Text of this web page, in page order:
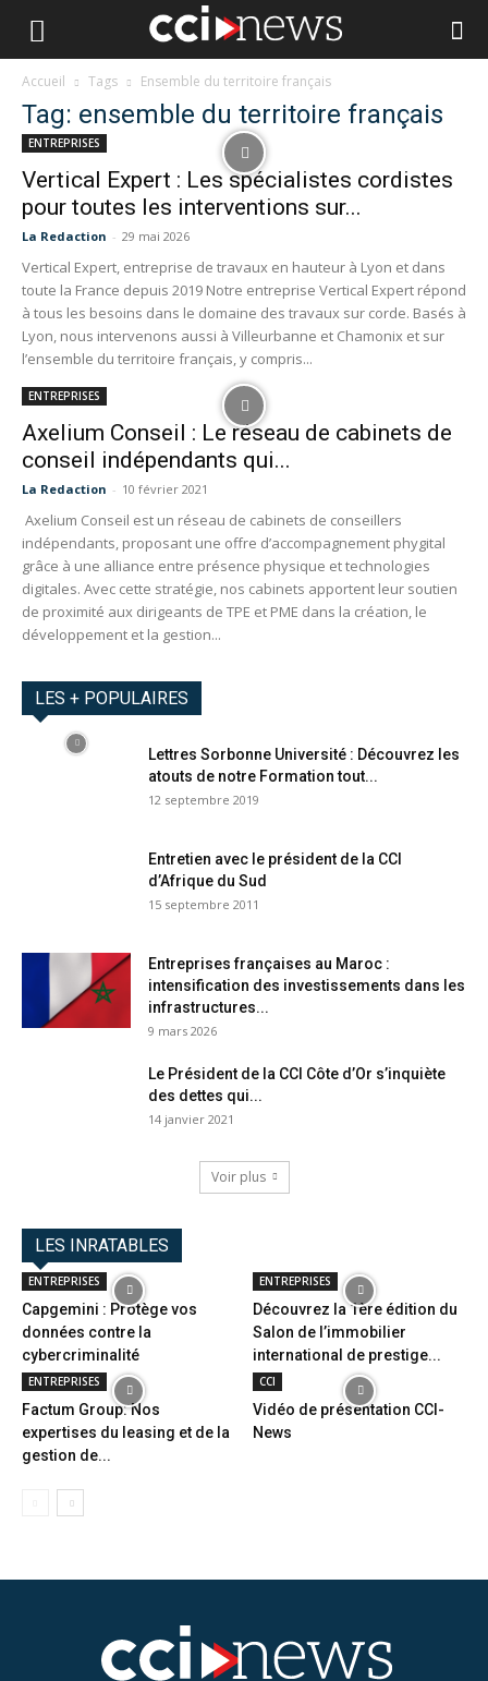
Accueil Tags Ensemble du territoire français
Tag: ensemble du territoire français
ENTREPRISES
Vertical Expert : Les spécialistes cordistes
pour toutes les interventions sur...
La Redaction - 29 mai 2026
Vertical Expert, entreprise de travaux en hauteur à Lyon et dans
toute la France depuis 2019 Notre entreprise Vertical Expert répond
à tous les besoins dans le domaine des travaux sur corde. Basés à
Lyon, nous intervenons aussi à Villeurbanne et Chamonix et sur
l’ensemble du territoire français, y compris...
ENTREPRISES
Axelium Conseil : Le réseau de cabinets de
conseil indépendants qui...
La Redaction - 10 février 2021
Axelium Conseil est un réseau de cabinets de conseillers
indépendants, proposant une offre d’accompagnement phygital
grâce à une alliance entre présence physique et technologies
digitales. Avec cette stratégie, nos cabinets apportent leur soutien
de proximité aux dirigeants de TPE et PME dans la création, le
développement et la gestion...
LES + POPULAIRES
Lettres Sorbonne Université : Découvrez les
atouts de notre Formation tout...
12 septembre 2019
Entretien avec le président de la CCI
d’Afrique du Sud
15 septembre 2011
Entreprises françaises au Maroc :
intensification des investissements dans les
infrastructures...
9 mars 2026
Le Président de la CCI Côte d’Or s’inquiète
des dettes qui...
14 janvier 2021
Voir plus
LES INRATABLES
ENTREPRISES
Capgemini : Protège vos
données contre la
cybercriminalité
ENTREPRISES
Découvrez la 1ère édition du
Salon de l’immobilier
international de prestige...
ENTREPRISES
Factum Group: Nos
expertises du leasing et de la
gestion de...
CCI
Vidéo de présentation CCI-
News